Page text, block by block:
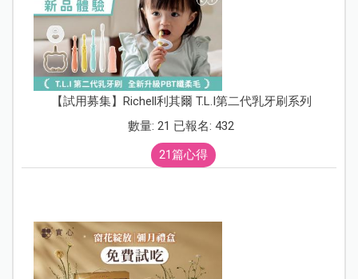
【試用募集】Richell利其爾 T.L.I第二代乳牙刷系列
數量: 21 已報名: 432
21篇心得